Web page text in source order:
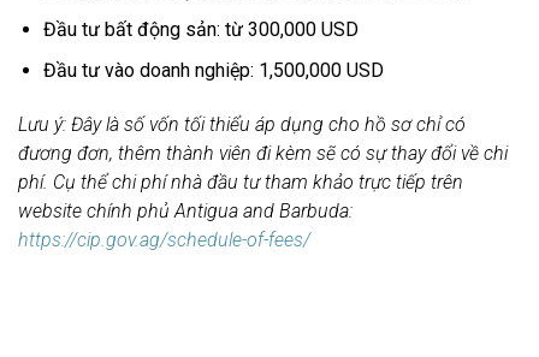
Đầu tư bất động sản: từ 300,000 USD
Đầu tư vào doanh nghiệp: 1,500,000 USD
Lưu ý: Đây là số vốn tối thiểu áp dụng cho hồ sơ chỉ có
đương đơn, thêm thành viên đi kèm sẽ có sự thay đổi về chi
phí. Cụ thể chi phí nhà đầu tư tham khảo trực tiếp trên
website chính phủ Antigua and Barbuda:
https://cip.gov.ag/schedule-of-fees/